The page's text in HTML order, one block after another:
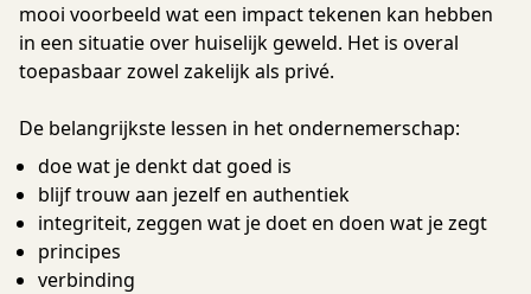
mooi voorbeeld wat een impact tekenen kan hebben
in een situatie over huiselijk geweld. Het is overal
toepasbaar zowel zakelijk als privé.
De belangrijkste lessen in het ondernemerschap:
doe wat je denkt dat goed is
blijf trouw aan jezelf en authentiek
integriteit, zeggen wat je doet en doen wat je zegt
principes
verbinding